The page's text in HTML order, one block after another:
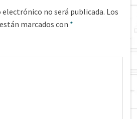
electrónico no será publicada. Los
marcados con *